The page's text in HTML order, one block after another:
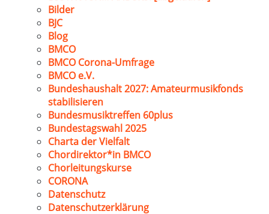
Bilder
BJC
Blog
BMCO
BMCO Corona-Umfrage
BMCO e.V.
Bundeshaushalt 2027: Amateurmusikfonds
stabilisieren
Bundesmusiktreffen 60plus
Bundestagswahl 2025
Charta der Vielfalt
Chordirektor*in BMCO
Chorleitungskurse
CORONA
Datenschutz
Datenschutzerklärung